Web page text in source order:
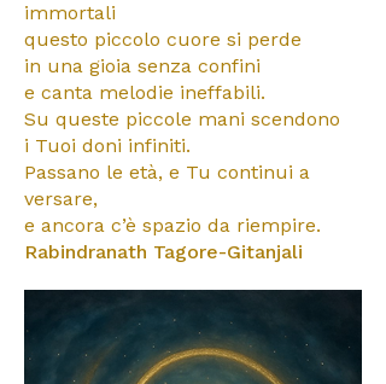
immortali
questo piccolo cuore si perde
in una gioia senza confini
e canta melodie ineffabili.
Su queste piccole mani scendono
i Tuoi doni infiniti.
Passano le età, e Tu continui a
versare,
e ancora c’è spazio da riempire.
Rabindranath Tagore-Gitanjali